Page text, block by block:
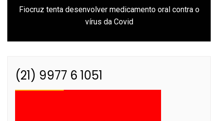
Next
post:
Fiocruz tenta desenvolver medicamento oral contra o
vírus da Covid
(21) 9977 6 1051